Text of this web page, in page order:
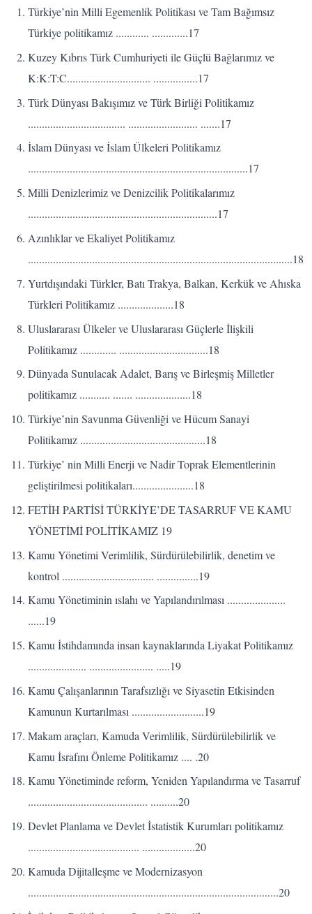
Türkiye’nin Milli Egemenlik Politikası ve Tam Bağımsız
Türkiye politikamız ............ .............17
Kuzey Kıbrıs Türk Cumhuriyeti ile Güçlü Bağlarımız ve
K:K:T:C.............................. ................17
Türk Dünyası Bakışımız ve Türk Birliği Politikamız
................................... ......................... .......17
İslam Dünyası ve İslam Ülkeleri Politikamız
...............................................................................17
Milli Denizlerimiz ve Denizcilik Politikalarımız
....................................................................17
Azınlıklar ve Ekaliyet Politikamız
...............................................................................................18
Yurtdışındaki Türkler, Batı Trakya, Balkan, Kerkük ve Ahıska
Türkleri Politikamız ....................18
Uluslararası Ülkeler ve Uluslararası Güçlerle İlişkili
Politikamız ............. ................................18
Dünyada Sunulacak Adalet, Barış ve Birleşmiş Milletler
politikamız ........... ....... ....................18
Türkiye’nin Savunma Güvenliği ve Hücum Sanayi
Politikamız .............................................18
Türkiye’ nin Milli Enerji ve Nadir Toprak Elementlerinin
geliştirilmesi politikaları......................18
FETİH PARTİSİ TÜRKİYE’DE TASARRUF VE KAMU
YÖNETİMİ POLİTİKAMIZ 19
Kamu Yönetimi Verimlilik, Sürdürülebilirlik, denetim ve
kontrol ................................. ...............19
Kamu Yönetiminin ıslahı ve Yapılandırılması .....................
......19
Kamu İstihdamında insan kaynaklarında Liyakat Politikamız
..................... ....................... .....19
Kamu Çalışanlarının Tarafsızlığı ve Siyasetin Etkisinden
Kamunun Kurtarılması ..........................19
Makam araçları, Kamuda Verimlilik, Sürdürülebilirlik ve
Kamu İsrafını Önleme Politikamız .... .20
Kamu Yönetiminde reform, Yeniden Yapılandırma ve Tasarruf
........................................... ..........20
Devlet Planlama ve Devlet İstatistik Kurumları politikamız
........................................ ...................20
Kamuda Dijitalleşme ve Modernizasyon
..........................................................................................20